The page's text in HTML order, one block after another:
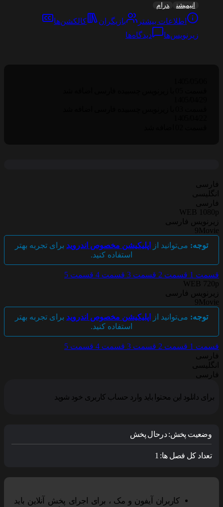
انیمیشن درام
اطلاعات بیشتر بازیگران
کالکشن‌ها
زیرنویس‌ها
دیدگاه‌ها
فارسی
انگلیسی
فارسی
WEB 1080p
زیرنویس فارسی
9Movie
توجه: می‌توانید از اپلیکیشن مخصوص اندروید برای تجربه بهتر
استفاده کنید.
قسمت 1 قسمت 2 قسمت 3 قسمت 4
قسمت 5
WEB 720p
زیرنویس فارسی
9Movie
توجه: می‌توانید از اپلیکیشن مخصوص اندروید برای تجربه بهتر
استفاده کنید.
قسمت 1 قسمت 2 قسمت 3 قسمت 4
قسمت 5
فارسی
انگلیسی
فارسی
برای دانلود این محتوا باید وارد حساب کاربری خود شوید
وضعیت پخش:درحال پخش
تعداد کل فصل ها: 1
کاربران آیفون و مک ، برای اجرای پخش آنلاین باید